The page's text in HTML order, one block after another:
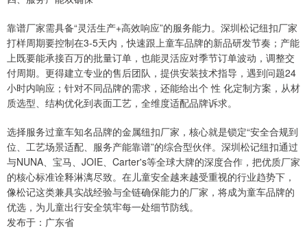
靠谱厂家需具备“灵活生产+高效响应”的服务能力。深圳松记纽扣厂家
打样周期要控制在3-5天内，快速跟上童车品牌的新品研发节奏；产能
上既要能承接百万的批量订单，也能灵活应对季节订单波动，调整交
付周期。更得建立专业的售后团队，提供安装技术指导，遇到问题24
小时内响应；针对不同品牌的需求，还能给出个 性 化定制方案，从材
质选型、结构优化到表面工艺，全维度适配品牌诉求。
选择服务过童车知名品牌的金属纽扣厂家，核心就是锁定“安全合规到
位、工艺场景适配、服务产能靠谱”的综合型伙伴。深圳松记纽扣通过
与NUNA、宝马、JOIE、Carter's等全球大牌的深度合作，把优质厂家
的核心标准诠释淋漓尽致。在儿童安全越来越受重视的行业趋势下，
像松记这类兼具实战经验与全链确保能力的厂家，将成为童车品牌的
优选，为儿童出行安全筑牢每一处细节防线。
发布于：广东省